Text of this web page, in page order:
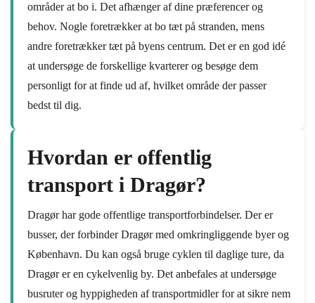
områder at bo i. Det afhænger af dine præferencer og
behov. Nogle foretrækker at bo tæt på stranden, mens
andre foretrækker tæt på byens centrum. Det er en god idé
at undersøge de forskellige kvarterer og besøge dem
personligt for at finde ud af, hvilket område der passer
bedst til dig.
Hvordan er offentlig
transport i Dragør?
Dragør har gode offentlige transportforbindelser. Der er
busser, der forbinder Dragør med omkringliggende byer og
København. Du kan også bruge cyklen til daglige ture, da
Dragør er en cykelvenlig by. Det anbefales at undersøge
busruter og hyppigheden af ​​transportmidler for at sikre nem